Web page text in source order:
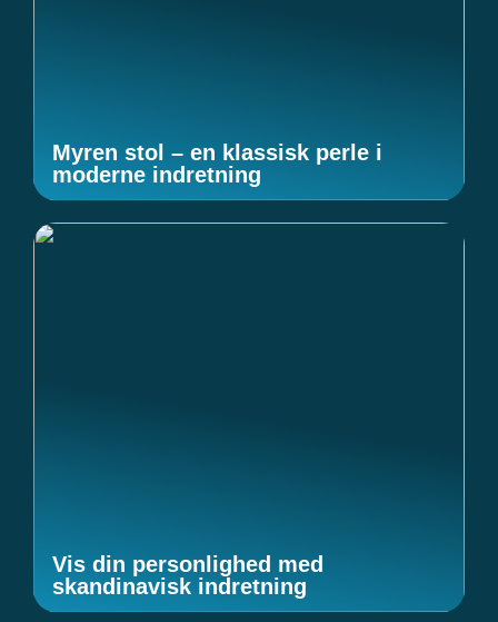
Myren stol – en klassisk perle i
moderne indretning
Vis din personlighed med
skandinavisk indretning